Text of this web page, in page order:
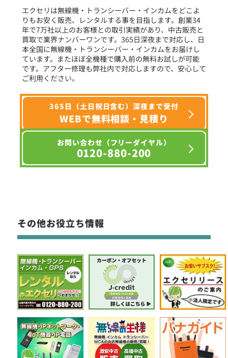
選択条件をリセット
エクセリは無線機・トランシーバー・インカムをどこよ
りもお安く販売、レンタルする事を目指します。創業34
年で7万社以上のお客様との取引実績があり、中古販売と
買取で業界ナンバーワンです。365日深夜まで対応し、日
本全国に無線機・トランシーバー・インカムをお届けし
ています。またほぼ全機種で購入前の無料お試しが可能
です。アフター修理も弊社内で対応しますので、安心して
ご利用ください。
365日（土日祝日含む）深夜まで受付
WEBで無料相談・見積り
お問い合わせ（フリーダイヤル）
0120-880-200
その他お役立ち情報